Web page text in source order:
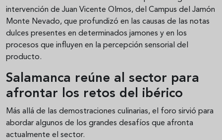
intervención de Juan Vicente Olmos, del Campus del Jamón
Monte Nevado, que profundizó en las causas de las notas
dulces presentes en determinados jamones y en los
procesos que influyen en la percepción sensorial del
producto.
Salamanca reúne al sector para
afrontar los retos del ibérico
Más allá de las demostraciones culinarias, el foro sirvió para
abordar algunos de los grandes desafíos que afronta
actualmente el sector.